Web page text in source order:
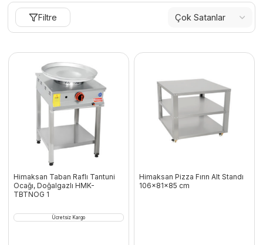
Filtre
Himaksan Taban Raflı Tantuni
Ocağı, Doğalgazlı HMK-
TBTNOG 1
Ücretsiz Kargo
Himaksan Pizza Fırın Alt Standı
106x81x85 cm